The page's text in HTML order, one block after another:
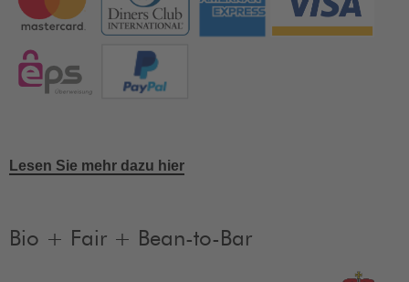
Lesen Sie mehr dazu hier
Bio + Fair + Bean-to-Bar